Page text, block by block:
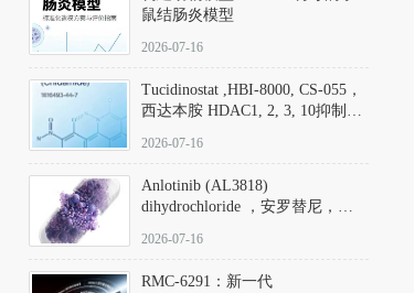
鼠结肠炎模型
2026-07-16
Tucidinostat ,HBI-8000, CS-055，
西达本胺 HDAC1, 2, 3, 10抑制剂
D808567) - DKM活性分子
2026-07-16
Anlotinib (AL3818)
dihydrochloride ，安罗替尼，
Hydrochloride实验方法步骤SOP
2026-07-16
RMC-6291：新一代